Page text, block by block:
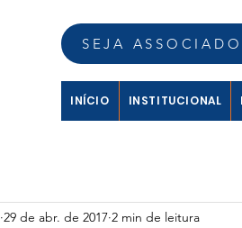
SEJA ASSOCIADO
INÍCIO INSTITUCIONAL
29 de abr. de 2017 2 min de leitura